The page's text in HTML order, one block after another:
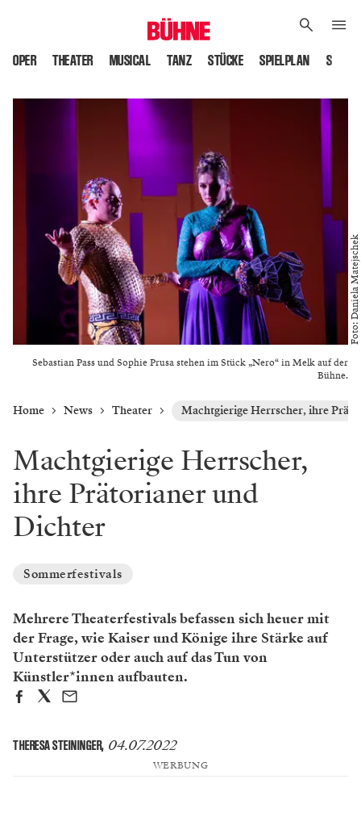
OPER THEATER MUSICAL TANZ STÜCKE SPIELPLAN
Sebastian Pass und Sophie Prusa stehen im Stück „Nero“ in Melk auf der
Bühne.
Foto: Daniela Matejschek
Home News Theater Machtgierige Herrscher, ihre
Machtgierige Herrscher,
ihre Prätorianer und
Dichter
Sommerfestivals
Mehrere Theaterfestivals befassen sich heuer mit
der Frage, wie Kaiser und Könige ihre Stärke auf
Unterstützer oder auch auf das Tun von
Künstler*innen aufbauten.
THERESA STEININGER, 04.07.2022
WERBUNG